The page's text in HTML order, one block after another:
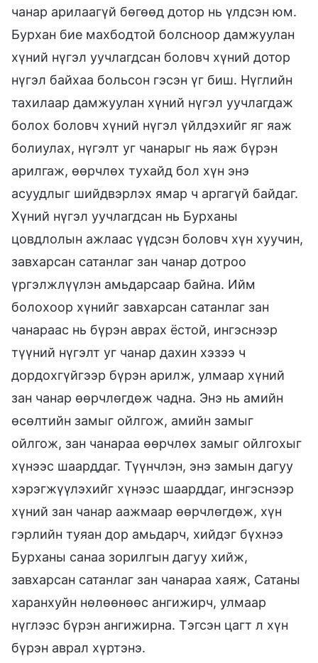
чанар арилаагүй бөгөөд дотор нь үлдсэн юм.
Бурхан бие махбодтой болсноор дамжуулан
хүний нүгэл уучлагдсан боловч хүний дотор
нүгэл байхаа больсон гэсэн үг биш. Нүглийн
тахилаар дамжуулан хүний нүгэл уучлагдаж
болох боловч хүний нүгэл үйлдэхийг яг яаж
болиулах, нүгэлт уг чанарыг нь яаж бүрэн
арилгаж, өөрчлөх тухайд бол хүн энэ
асуудлыг шийдвэрлэх ямар ч аргагүй байдаг.
Хүний нүгэл уучлагдсан нь Бурханы
цовдлолын ажлаас үүдсэн боловч хүн хуучин,
завхарсан сатанлаг зан чанар дотроо
үргэлжлүүлэн амьдарсаар байна. Ийм
болохоор хүнийг завхарсан сатанлаг зан
чанараас нь бүрэн аврах ёстой, ингэснээр
түүний нүгэлт уг чанар дахин хэзээ ч
дордохгүйгээр бүрэн арилж, улмаар хүний
зан чанар өөрчлөгдөж чадна. Энэ нь амийн
өсөлтийн замыг ойлгож, амийн замыг
ойлгож, зан чанараа өөрчлөх замыг ойлгохыг
хүнээс шаарддаг. Түүнчлэн, энэ замын дагуу
хэрэгжүүлэхийг хүнээс шаарддаг, ингэснээр
хүний зан чанар аажмаар өөрчлөгдөж, хүн
гэрлийн туяан дор амьдарч, хийдэг бүхнээ
Бурханы санаа зорилгын дагуу хийж,
завхарсан сатанлаг зан чанараа хаяж, Сатаны
харанхуйн нөлөөнөөс ангижирч, улмаар
нүглээс бүрэн ангижирна. Тэгсэн цагт л хүн
бүрэн аврал хүртэнэ.